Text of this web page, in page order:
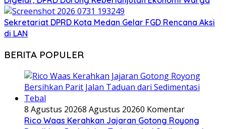
Sekretariat DPRD Kota Medan Gelar FGD Rencana Aksi
di LAN
BERITA POPULER
8 Agustus 20268 Agustus 20260 Komentar
Rico Waas Kerahkan Jajaran Gotong Royong